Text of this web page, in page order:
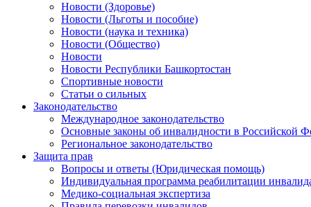
Новости (Здоровье)
Новости (Льготы и пособие)
Новости (наука и техника)
Новости (Общество)
Новости
Новости Республики Башкортостан
Спортивные новости
Статьи о сильных
Законодательство
Международное законодательство
Основные законы об инвалидности в Российской
Региональное законодательство
Защита прав
Вопросы и ответы (Юридическая помощь)
Индивидуальная программа реабилитации
Медико-социальная экспертиза